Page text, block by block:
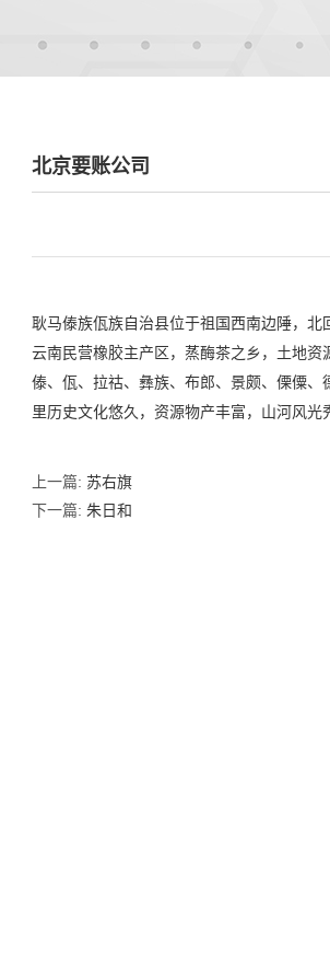
北京要账公司
耿马傣族佤族自治县位于祖国西南边陲，
云南民营橡胶主产区，蒸酶茶之乡，土地
傣、佤、拉祜、彝族、布郎、景颇、傈僳、
里历史文化悠久，资源物产丰富，山河风光
上一篇: 苏右旗
下一篇: 朱日和